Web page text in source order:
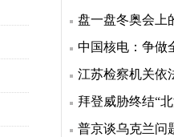
盘一盘冬奥会上的中国
中国核电：争做全球核能
江苏检察机关依法对甘
拜登威胁终结“北溪-
普京谈乌克兰问题：将尽力